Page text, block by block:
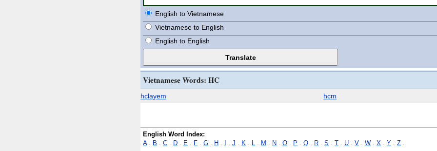
English to Vietnamese
Vietnamese to English
English to English
Vietnamese Words: HC
hclayem hcm
English Word Index:
A. B . C . D . E . F . G . H . . J . K . L . M . N . O . P . Q . R . S . . U . V . W . X . Y . Z .